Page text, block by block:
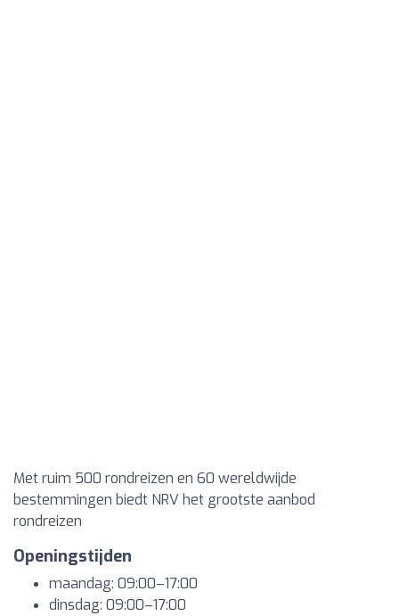
Met ruim 500 rondreizen en 60 wereldwijde
bestemmingen biedt NRV het grootste aanbod
rondreizen
Openingstijden
maandag: 09:00–17:00
dinsdag: 09:00–17:00